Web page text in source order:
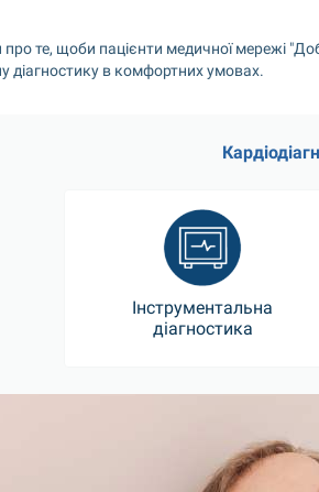
те, щоби пацієнти медичної мережі
діагностику в комфортних умовах.
Інструментальна
діагностика